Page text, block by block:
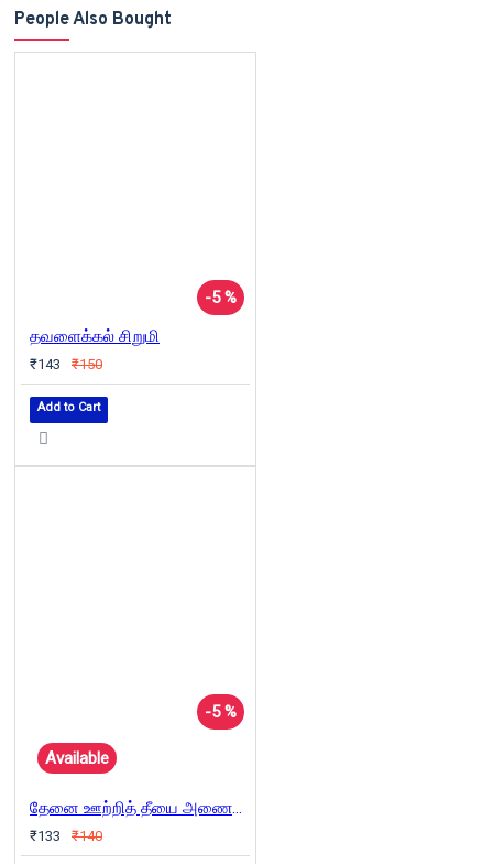
People Also Bought
-5 %
தவளைக்கல் சிறுமி
₹143 ₹150
Add to Cart
-5 %
Available
தேனை ஊற்றித் தீயை அணைக்கிறான் திகம்பரன்
₹133 ₹140